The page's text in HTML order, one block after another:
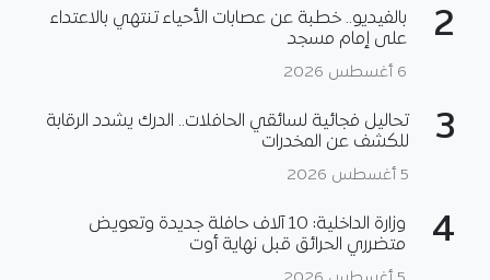
2
بالفيديو.. خطبة عن عصابات الأحياء تنتهي بالاعتداء
على إمام مسجد
6 أغسطس 2026
3
تحاليل فجائية لسائقي الحافلات.. الدرك يشدد الرقابة
للكشف عن المخدرات
5 أغسطس 2026
4
وزارة الداخلية: 10 آلاف حافلة جديدة وتعويض
متضرري الحرائق قبل نهاية أوت